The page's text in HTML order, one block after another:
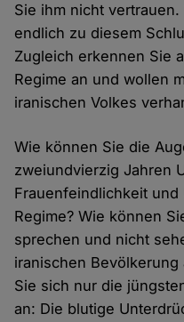
Sie ihm nicht
endlich zu diesem
Zugleich erkennen Sie
Regime an und wollen
iranischen Volkes
Wie können Sie die
zweiundvierzig Jahren
Frauenfeindlichkeit
Regime? Wie können
sprechen und nicht
iranischen Bevölkerung
Sie sich nur die
an: Die blutige